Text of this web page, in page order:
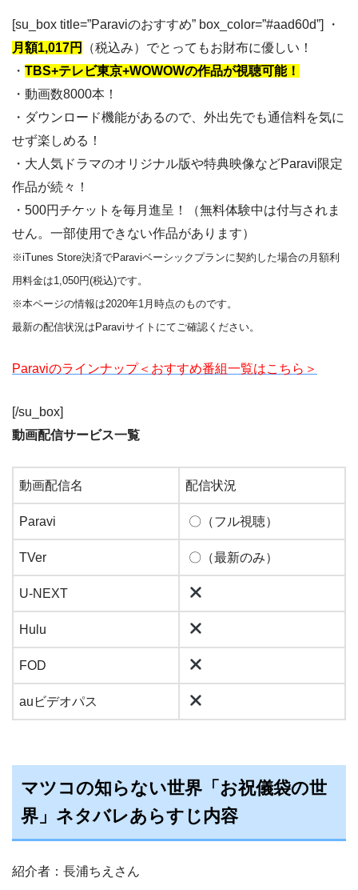
[su_box title=”Paraviのおすすめ” box_color=”#aad60d”] ・
月額1,017円
（税込み）でとってもお財布に優しい！
・ TBS+テレビ東京+WOWOWの作品が視聴可能！
・動画数8000本！
・ダウンロード機能があるので、外出先でも通信料を気に
せず楽しめる！
・大人気ドラマのオリジナル版や特典映像などParavi限定
作品が続々！
・500円チケットを毎月進呈！（無料体験中は付与されま
せん。一部使用できない作品があります）
※iTunes Store決済でParaviベーシックプランに契約した場合の月額利
用料金は1,050円(税込)です。
※本ページの情報は2020年1月時点のものです。
最新の配信状況はParaviサイトにてご確認ください。
Paraviのラインナップ＜おすすめ番組一覧はこちら＞
[/su_box]
動画配信サービス一覧
動画配信名 配信状況
Paravi 〇（フル視聴）
TVer 〇（最新のみ）
U-NEXT
Hulu
FOD
auビデオパス
マツコの知らない世界「お祝儀袋の世
界」ネタバレあらすじ内容
紹介者：長浦ちえさん